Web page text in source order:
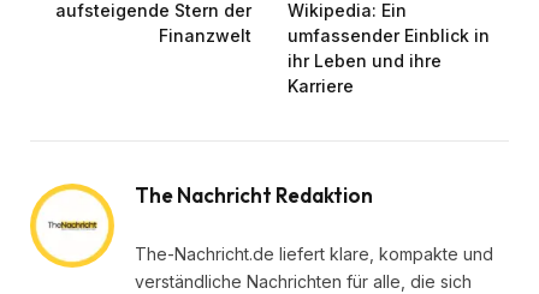
aufsteigende Stern der
Finanzwelt
Wikipedia: Ein
umfassender Einblick in
ihr Leben und ihre
Karriere
The Nachricht Redaktion
The-Nachricht.de liefert klare, kompakte und
verständliche Nachrichten für alle, die sich